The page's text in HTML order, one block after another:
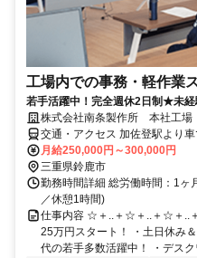
工場内での事務・軽作業
若手活躍中！完全週休2日制★未
株式会社南条製作所 本社工場
交通・アクセス 加佐登駅より
近鉄白子駅より車で30分
月給250,000円～300,000円
三重県鈴鹿市
勤務時間詳細 総労働時間：1ヶ
／休憩1時間)
仕事内容 ☆＋..＋☆＋..＋☆＋..
25万円スタート！ ・土日休み
代の若手多数活躍中！ ・デス